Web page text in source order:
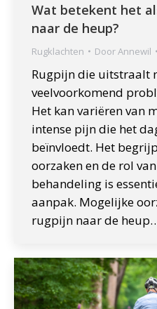
Wat betekent het
naar de heup?
Rugklachten DoorAnnewil
Rugpijn die uitstraalt
veelvoorkomend
Het kan variëren van
intense pijn die het
beïnvloedt. Het
oorzaken en de rol
behandeling is
aanpak. Mogelijke
rugpijn naar de